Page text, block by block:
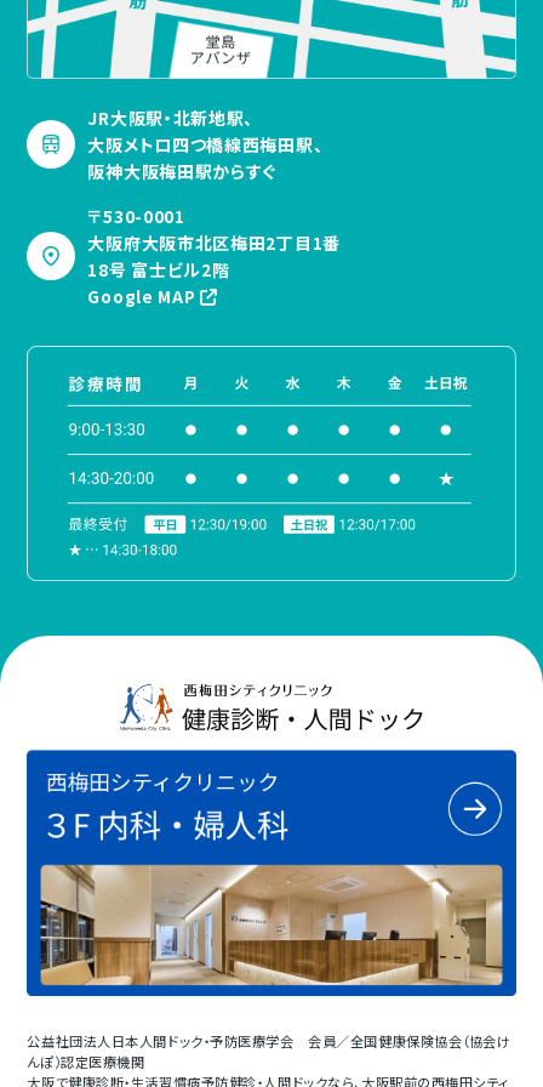
JR大阪駅・北新地駅、
大阪メトロ四つ橋線西梅田駅、
阪神大阪梅田駅からすぐ
〒530-0001
大阪府大阪市北区梅田2丁目1番
18号 富士ビル2階
Google MAP
公益社団法人日本人間ドック・予防医療学会 会員／全国健康保険協会（協会け
んぽ）認定医療機関
大阪で健康診断・生活習慣病予防健診・人間ドックなら、大阪駅前の西梅田シティ